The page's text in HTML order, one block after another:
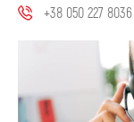
+38 050 227 8036